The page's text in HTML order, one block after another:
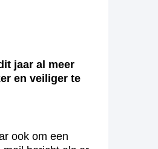
jaar al meer
en veiliger te
ook om een